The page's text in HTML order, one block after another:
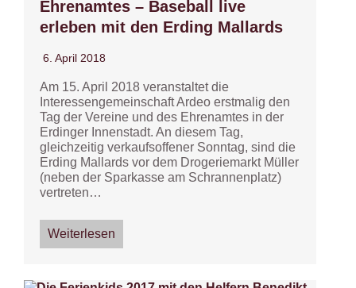
Ehrenamtes – Baseball live
erleben mit den Erding Mallards
6. April 2018
Am 15. April 2018 veranstaltet die
Interessengemeinschaft Ardeo erstmalig den
Tag der Vereine und des Ehrenamtes in der
Erdinger Innenstadt. An diesem Tag,
gleichzeitig verkaufsoffener Sonntag, sind die
Erding Mallards vor dem Drogeriemarkt Müller
(neben der Sparkasse am Schrannenplatz)
vertreten…
Weiterlesen